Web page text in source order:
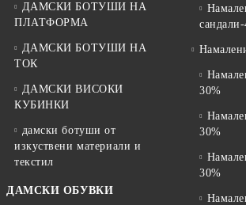
ДАМСКИ БОТУШИ НА
ПЛАТФОРМА
ДАМСКИ БОТУШИ НА
ТОК
ДАМСКИ ВИСОКИ
КУБИНКИ
дамски ботуши от
изкуствени материали и
текстил
ДАМСКИ ОБУВКИ
30%
30%
30%